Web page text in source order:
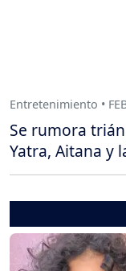
Entretenimiento •
Se rumora
Yatra, Aitana y